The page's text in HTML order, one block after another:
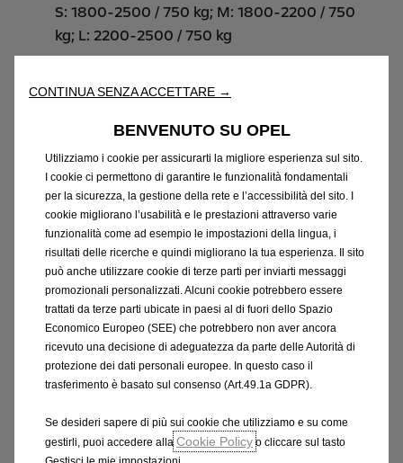
S: 1800-2500 / 750 kg; M: 1800-2200 / 750
kg; L: 2200-2500 / 750 kg
Configuratore
L’illustrazione mostra un colore speciale. Disponibilità a seconda della
CONTINUA SENZA ACCETTARE →
BENVENUTO SU OPEL
Utilizziamo i cookie per assicurarti la migliore esperienza sul sito.
I cookie ci permettono di garantire le funzionalità fondamentali
per la sicurezza, la gestione della rete e l’accessibilità del sito. I
cookie migliorano l’usabilità e le prestazioni attraverso varie
funzionalità come ad esempio le impostazioni della lingua, i
risultati delle ricerche e quindi migliorano la tua esperienza. Il sito
può anche utilizzare cookie di terze parti per inviarti messaggi
promozionali personalizzati. Alcuni cookie potrebbero essere
trattati da terze parti ubicate in paesi al di fuori dello Spazio
Economico Europeo (SEE) che potrebbero non aver ancora
ricevuto una decisione di adeguatezza da parte delle Autorità di
protezione dei dati personali europee. In questo caso il
trasferimento è basato sul consenso (Art.49.1a GDPR).
Se desideri sapere di più sui cookie che utilizziamo e su come
gestirli, puoi accedere alla Cookie Policy o cliccare sul tasto